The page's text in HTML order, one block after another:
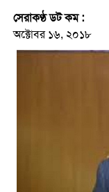
সেরাকণ্ঠ ডট কম :
অক্টোবর ১৬, ২০১৮